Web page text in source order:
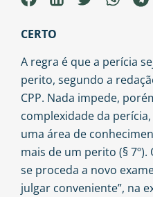
CERTO
A regra é que a perícia
perito, segundo a
CPP. Nada impede,
complexidade da
uma área de
mais de um perito (§
se proceda a novo
julgar conveniente”, na